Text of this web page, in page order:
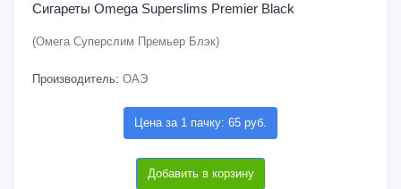
Сигареты Omega Superslims Premier Black
(Омега Суперслим Премьер Блэк)
Производитель: ОАЭ
Цена за 1 пачку: 65 руб.
Добавить в корзину